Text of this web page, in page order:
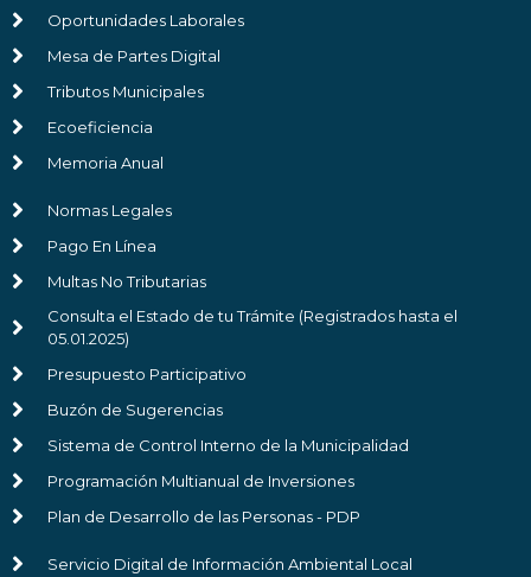
Oportunidades Laborales
Mesa de Partes Digital
Tributos Municipales
Ecoeficiencia
Memoria Anual
Normas Legales
Pago En Línea
Multas No Tributarias
Consulta el Estado de tu Trámite (Registrados hasta el
05.01.2025)
Presupuesto Participativo
Buzón de Sugerencias
Sistema de Control Interno de la Municipalidad
Programación Multianual de Inversiones
Plan de Desarrollo de las Personas - PDP
Servicio Digital de Información Ambiental Local